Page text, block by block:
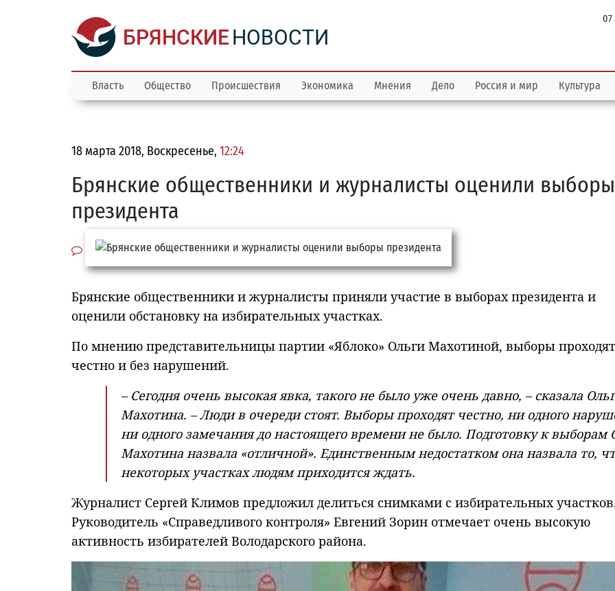
БРЯНСКИЕНОВОСТИ
07
Власть Общество Происшествия Экономика Мнения Дело Россия и мир Культура
18 марта 2018, Воскресенье, 12:24
Брянские общественники и журналисты оценили выборы
президента
Брянские общественники и журналисты приняли участие в выборах президента и
оценили обстановку на избирательных участках.
По мнению представительницы партии «Яблоко» Ольги Махотиной, выборы проходят
честно и без нарушений.
– Сегодня очень высокая явка, такого не было уже очень давно, – сказала
Махотина. – Люди в очереди стоят. Выборы проходят честно, ни одного
ни одного замечания до настоящего времени не было. Подготовку к выборам
Махотина назвала «отличной». Единственным недостатком она назвала то,
некоторых участках людям приходится ждать.
Журналист Сергей Климов предложил делиться снимками с избирательных
Руководитель «Справедливого контроля» Евгений Зорин отмечает очень высокую
активность избирателей Володарского района.